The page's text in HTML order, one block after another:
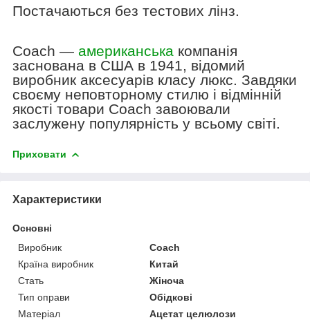
Постачаються без тестових лінз.
Coach — американська компанія
заснована в США в 1941, відомий
виробник аксесуарів класу люкс. Завдяки
своєму неповторному стилю і відмінній
якості товари Coach завоювали
заслужену популярність у всьому світі.
Приховати
Характеристики
Основні
Виробник
Coach
Країна виробник
Китай
Стать
Жіноча
Тип оправи
Обідкові
Матеріал
Ацетат целюлози